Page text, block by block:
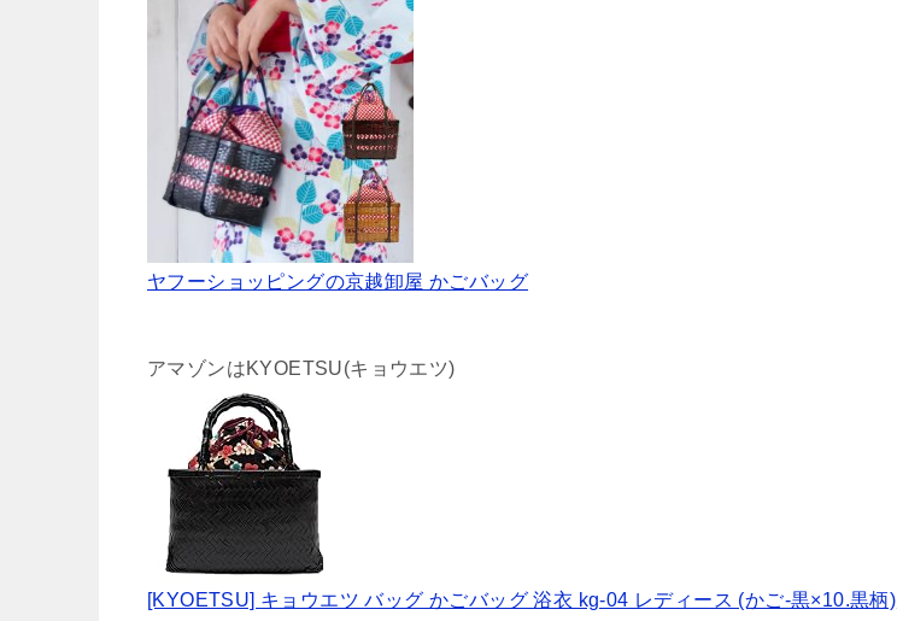
ヤフーショッピングの京越卸屋 かごバッグ
アマゾンはKYOETSU(キョウエツ)
[KYOETSU] キョウエツ バッグ かごバッグ 浴衣 kg-04 レディース (かご-黒×10.黒柄)